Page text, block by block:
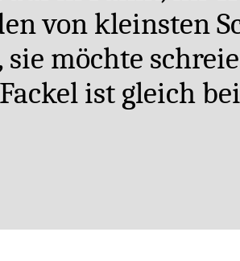
von kleinsten
möchte
ist gleich